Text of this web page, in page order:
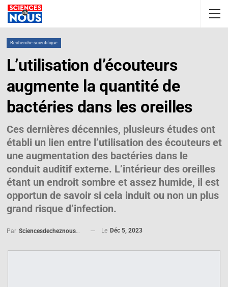
Recherche scientifique
L’utilisation d’écouteurs
augmente la quantité de
bactéries dans les oreilles
Ces dernières décennies, plusieurs études ont
établi un lien entre l’utilisation des écouteurs et
une augmentation des bactéries dans le
conduit auditif externe. L’intérieur des oreilles
étant un endroit sombre et assez humide, il est
opportun de savoir si cela induit ou non un plus
grand risque d’infection.
Par Sciencesdecheznous@gmail.com Le Déc 5, 2023